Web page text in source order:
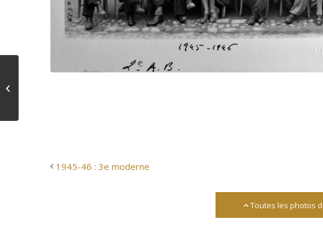
Archives
1945-46 : 3e moderne
Toutes les photos